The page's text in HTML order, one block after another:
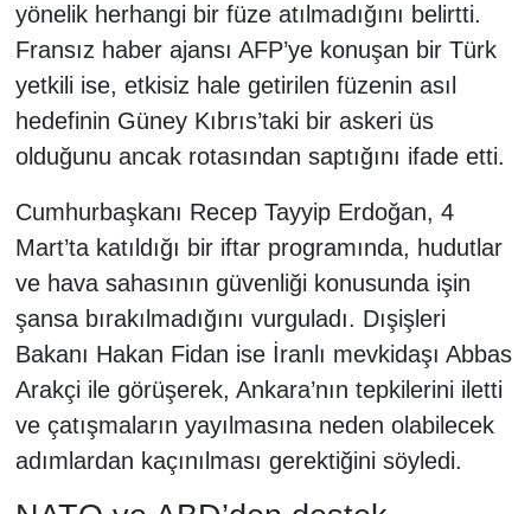
yönelik herhangi bir füze atılmadığını belirtti.
Fransız haber ajansı AFP’ye konuşan bir Türk
yetkili ise, etkisiz hale getirilen füzenin asıl
hedefinin Güney Kıbrıs’taki bir askeri üs
olduğunu ancak rotasından saptığını ifade etti.
Cumhurbaşkanı Recep Tayyip Erdoğan, 4
Mart’ta katıldığı bir iftar programında, hudutlar
ve hava sahasının güvenliği konusunda işin
şansa bırakılmadığını vurguladı. Dışişleri
Bakanı Hakan Fidan ise İranlı mevkidaşı Abbas
Arakçi ile görüşerek, Ankara’nın tepkilerini iletti
ve çatışmaların yayılmasına neden olabilecek
adımlardan kaçınılması gerektiğini söyledi.